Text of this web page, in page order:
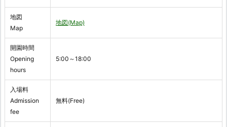
地図
Map
地図(Map)
開園時間
Opening
hours
5:00～18:00
入場料
Admission
fee
無料(Free)